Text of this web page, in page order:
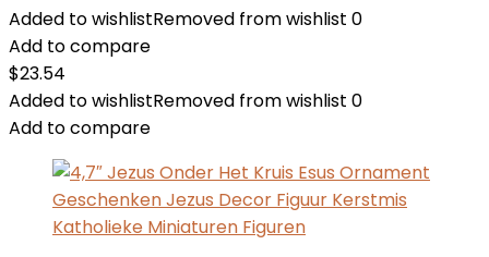
Added to wishlistRemoved from wishlist 0
Add to compare
$23.54
Added to wishlistRemoved from wishlist 0
Add to compare